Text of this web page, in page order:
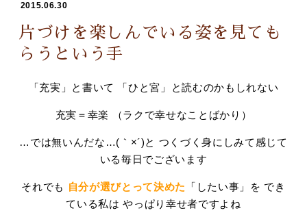
2015.06.30
片づけを楽しんでいる姿を見ても
らうという手
「充実」と書いて 「ひと宮」と読むのかもしれない
充実＝幸楽 （ラクで幸せなことばかり）
…では無いんだな…(｀×´)と つくづく身にしみて感じて
いる毎日でございます
それでも 自分が選びとって決めた
「したい事」を でき
ている私は やっぱり幸せ者ですよね